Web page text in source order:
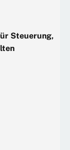
Steuerung,